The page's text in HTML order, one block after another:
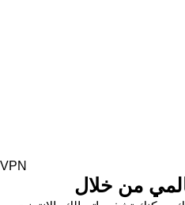
VPN